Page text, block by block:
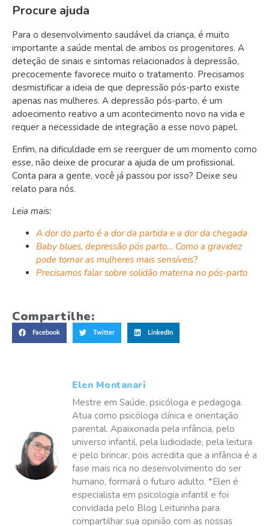
Procure ajuda
Para o desenvolvimento saudável da criança, é muito
importante a saúde mental de ambos os progenitores. A
deteção de sinais e sintomas relacionados à depressão,
precocemente favorece muito o tratamento. Precisamos
desmistificar a ideia de que depressão pós-parto existe
apenas nas mulheres. A depressão pós-parto, é um
adoecimento reativo a um acontecimento novo na vida e
requer a necessidade de integração a esse novo papel.
Enfim, na dificuldade em se reerguer de um momento como
esse, não deixe de procurar a ajuda de um profissional.
Conta para a gente, você já passou por isso? Deixe seu
relato para nós.
Leia mais:
A dor do parto é a dor da partida e a dor da chegada
Baby blues, depressão pós parto… Como a gravidez
pode tornar as mulheres mais sensíveis?
Precisamos falar sobre solidão materna no pós-parto
Compartilhe:
Facebook Twitter LinkedIn
Elen Montanari
Mestre em Saúde, psicóloga e pedagoga.
Atua como psicóloga clínica e orientação
parental. Apaixonada pela infância, pelo
universo infantil, pela ludicidade, pela leitura
e pelo brincar, pois acredita que a infância é a
fase mais rica no desenvolvimento do ser
humano, formará o futuro adulto. *Elen é
especialista em psicologia infantil e foi
convidada pelo Blog Leiturinha para
compartilhar sua opinião com as nossas